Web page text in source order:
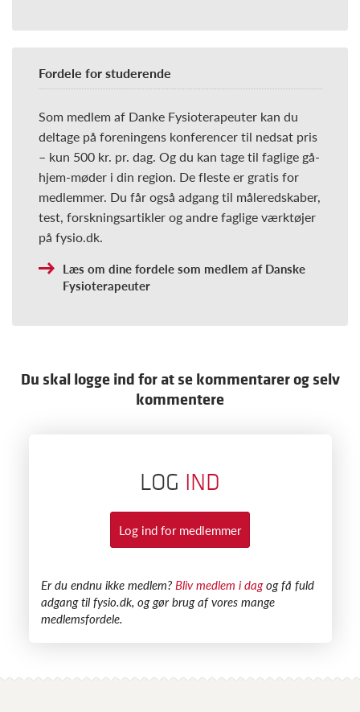
Fordele for studerende
Som medlem af Danke Fysioterapeuter kan du
deltage på foreningens konferencer til nedsat pris
– kun 500 kr. pr. dag. Og du kan tage til faglige gå-
hjem-møder i din region. De fleste er gratis for
medlemmer. Du får også adgang til måleredskaber,
test, forskningsartikler og andre faglige værktøjer
på fysio.dk.
Læs om dine fordele som medlem af Danske
Fysioterapeuter
Du skal logge ind for at se kommentarer og selv
kommentere
LOG IND
Log ind for medlemmer
​Er du endnu ikke medlem?Bliv medlem i dagog få fuld
adgang til fysio.dk, og gør brug af vores mange
medlemsfordele.